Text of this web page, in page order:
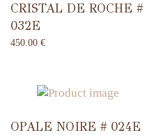
CRISTAL DE ROCHE #
032E
450.00 €
OPALE NOIRE # 024E